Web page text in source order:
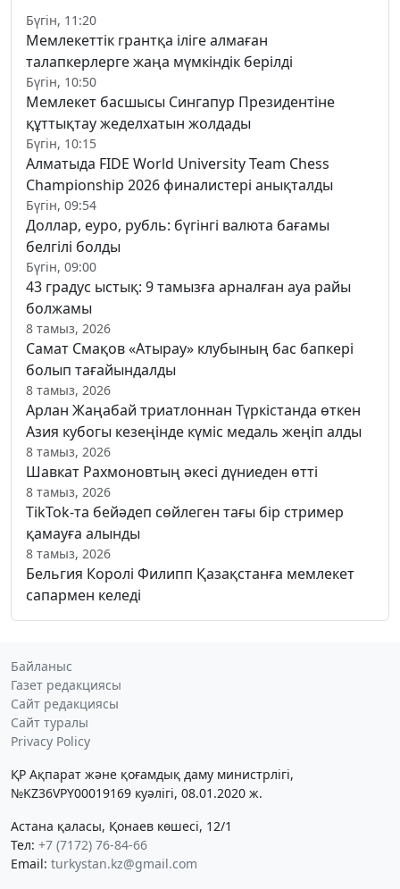
Бүгін, 11:20
Мемлекеттік грантқа іліге алмаған
талапкерлерге жаңа мүмкіндік берілді
Бүгін, 10:50
Мемлекет басшысы Сингапур Президентіне
құттықтау жеделхатын жолдады
Бүгін, 10:15
Алматыда FIDE World University Team Chess
Championship 2026 финалистері анықталды
Бүгін, 09:54
Доллар, еуро, рубль: бүгінгі валюта бағамы
белгілі болды
Бүгін, 09:00
43 градус ыстық: 9 тамызға арналған ауа райы
болжамы
8 тамыз, 2026
Самат Смақов «Атырау» клубының бас бапкері
болып тағайындалды
8 тамыз, 2026
Арлан Жаңабай триатлоннан Түркістанда өткен
Азия кубогы кезеңінде күміс медаль жеңіп алды
8 тамыз, 2026
Шавкат Рахмоновтың әкесі дүниеден өтті
8 тамыз, 2026
TikTok-та бейәдеп сөйлеген тағы бір стример
қамауға алынды
8 тамыз, 2026
Бельгия Королі Филипп Қазақстанға мемлекет
сапармен келеді
Байланыс
Газет редакциясы
Сайт редакциясы
Сайт туралы
Privacy Policy
ҚР Ақпарат және қоғамдық даму министрлігі,
№KZ36VPY00019169 куәлігі, 08.01.2020 ж.
Астана қаласы, Қонаев көшесі, 12/1
Тел: +7 (7172) 76-84-66
Email: turkystan.kz@gmail.com